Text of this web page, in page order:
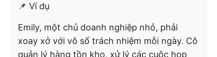
📌 Ví dụ
Emily, một chủ doanh nghiệp nhỏ, phải
xoay xở với vô số trách nhiệm mỗi ngày. Cô
quản lý hàng tồn kho, xử lý các cuộc họp